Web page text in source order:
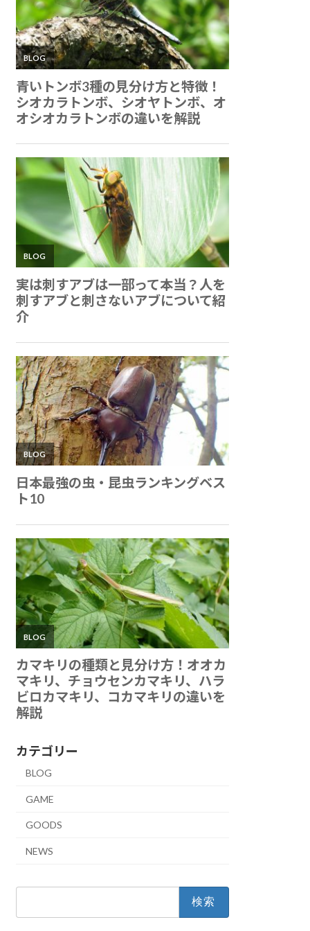
カテゴリー
BLOG
GAME
GOODS
NEWS